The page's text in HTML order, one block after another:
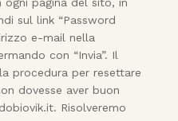
sul link “Password
e-mail nella
con “Invia”. Il
procedura per resettare
dovesse aver buon
Risolveremo